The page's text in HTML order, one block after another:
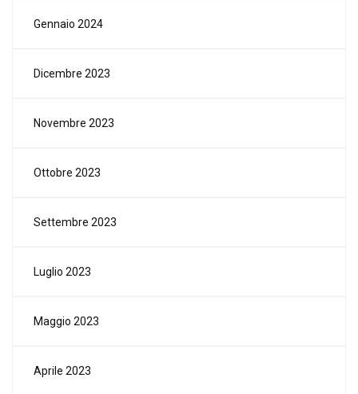
Gennaio 2024
Dicembre 2023
Novembre 2023
Ottobre 2023
Settembre 2023
Luglio 2023
Maggio 2023
Aprile 2023